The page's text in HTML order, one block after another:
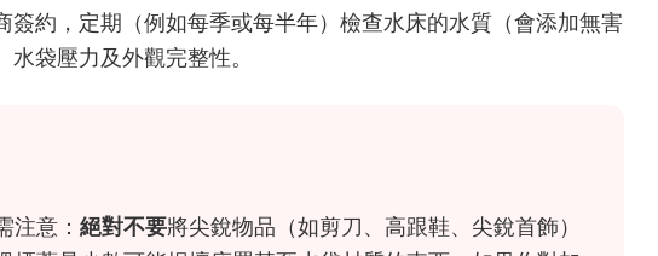
簽約，定期（例如每季或每半年）檢查水床的水質（會添加無害
袋壓力及外觀完整性。
注意： 絕對不要將尖銳物品（如剪刀、高跟鞋、尖銳首飾）